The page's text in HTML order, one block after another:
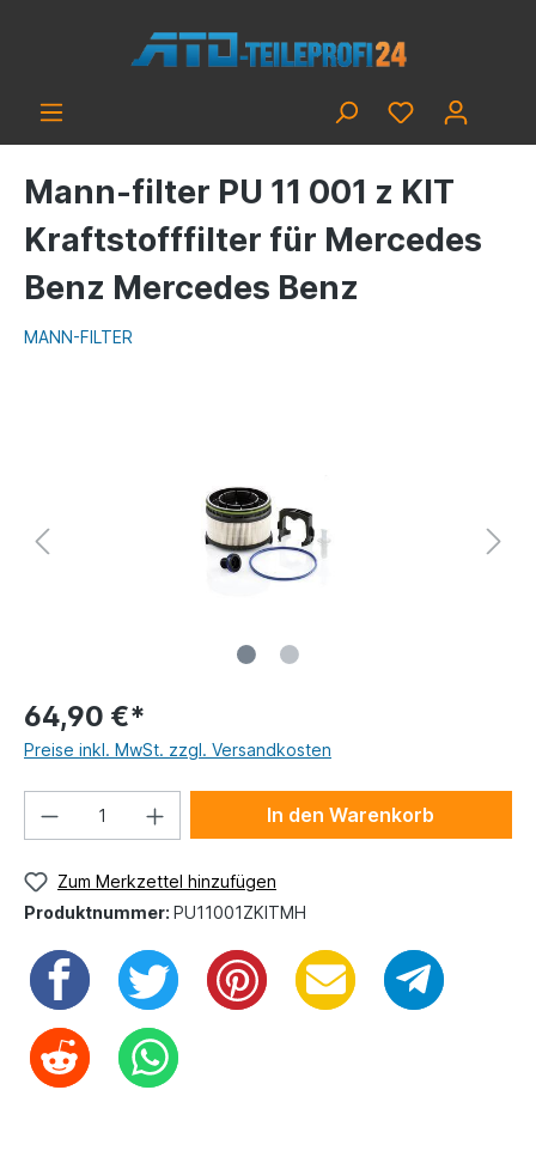
Mann-filter PU 11 001 z KIT
Kraftstofffilter für Mercedes
Benz Mercedes Benz
MANN-FILTER
64,90 €*
Preise inkl. MwSt. zzgl. Versandkosten
In den Warenkorb
Zum Merkzettel hinzufügen
Produktnummer: PU11001ZKITMH